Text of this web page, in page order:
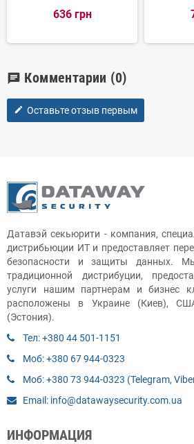
636 грн
chat Комментарии (0)
edit Оставьте отзыв первым
Датавэй секьюрити - компания,
дистрибьюции ИТ и предоставляет
безопасности и защиты данных.
традиционной дистрибуции,
услуги нашим партнерам и бизнес
расположены в Украине (Киев),
(Эстония).
Тел: +380 44 501-1151
Моб: +380 67 944-0323
Моб: +380 73 944-0323 (Telegram,
Email: info@datawaysecurity.com.ua
ИНФОРМАЦИЯ